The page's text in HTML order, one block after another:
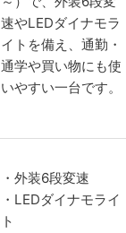
速やLEDダイナモラ
イトを備え、通勤・
通学や買い物にも使
いやすい一台です。
・外装6段変速
・LEDダイナモライ
ト